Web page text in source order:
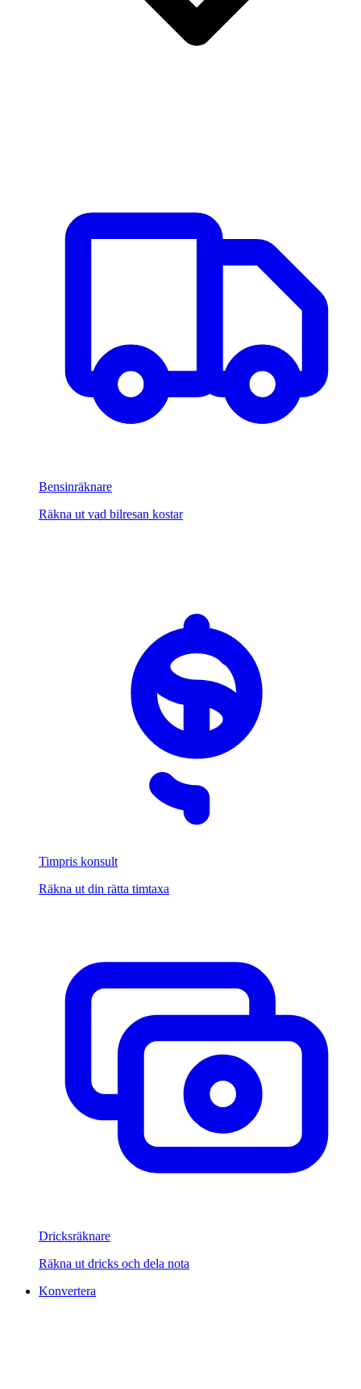
Bensinräknare
Räkna ut vad bilresan kostar
Timpris konsult
Räkna ut din rätta timtaxa
Dricksräknare
Räkna ut dricks och dela nota
Konvertera